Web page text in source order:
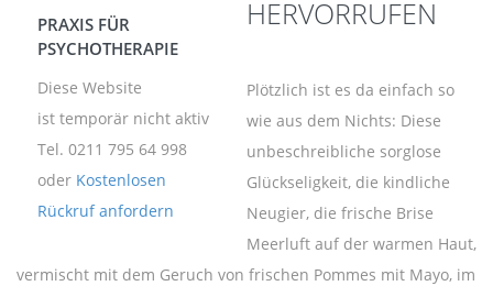
PRAXIS FÜR
PSYCHOTHERAPIE
Diese Website
ist temporär nicht aktiv
Tel. 0211 795 64 998
oder Kostenlosen
Rückruf anfordern
HERVORRUFEN
Plötzlich ist es da einfach so
wie aus dem Nichts: Diese
unbeschreibliche sorglose
Glückseligkeit, die kindliche
Neugier, die frische Brise
Meerluft auf der warmen Haut,
vermischt mit dem Geruch von frischen Pommes mit Mayo, im